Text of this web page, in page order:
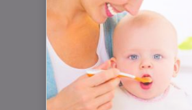
Harmonie duše a těla
Zaměstnávání osob ze
zdravotním
postižením
Lázeňství a wellness